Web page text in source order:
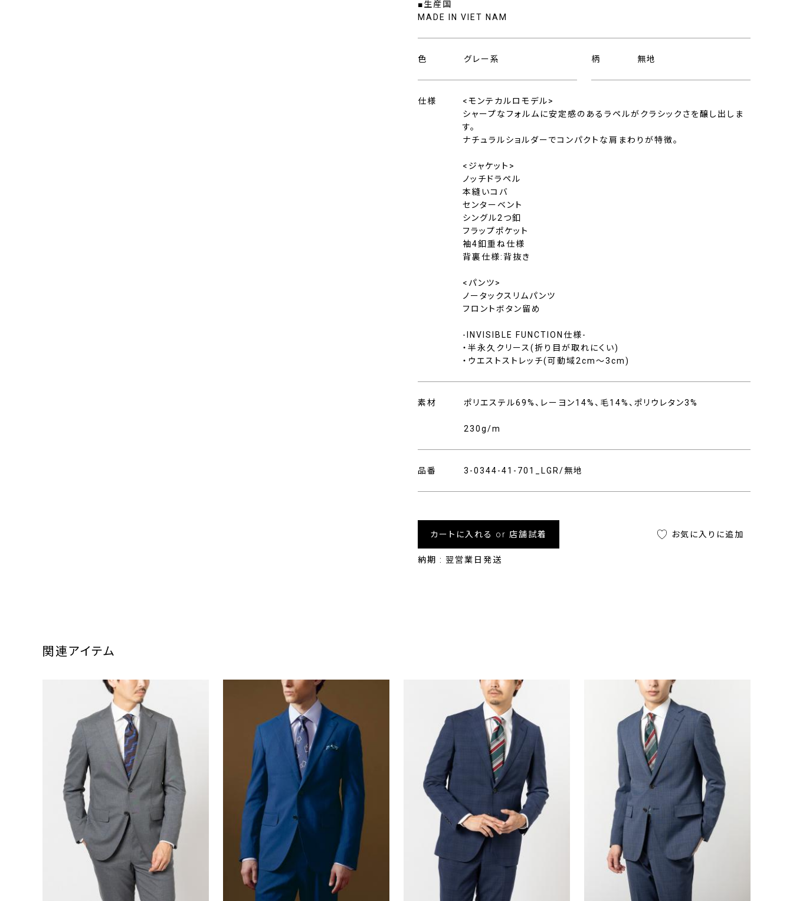
■生産国
MADE IN VIET NAM
色 グレー系 柄 無地
仕様
<モンテカルロモデル>
シャープなフォルムに安定感のあるラペルがクラシックさを醸し出しま
す。
ナチュラルショルダーでコンパクトな肩まわりが特徴。
<ジャケット>
ノッチドラペル
本縫いコバ
センターベント
シングル2つ釦
フラップポケット
袖4釦重ね仕様
背裏仕様:背抜き
<パンツ>
ノータックスリムパンツ
フロントボタン留め
-INVISIBLE FUNCTION仕様-
・半永久クリース(折り目が取れにくい)
・ウエストストレッチ(可動域2cm〜3cm)
素材 ポリエステル69%、レーヨン14%、毛14%、ポリウレタン3%
230g/m
品番 3-0344-41-701_LGR/無地
カートに入れる or 店舗試着
納期 : 翌営業日発送
お気に入りに追加
関連アイテム